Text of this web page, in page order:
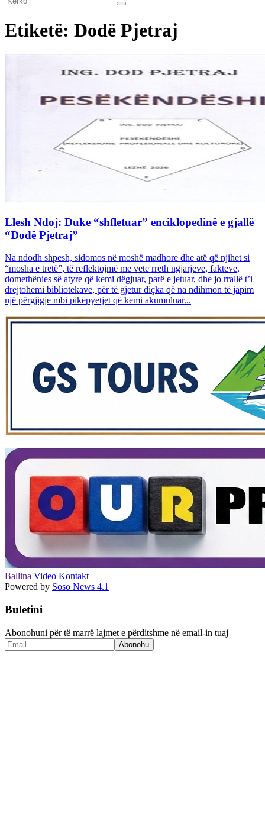
Etiketë: Dodë Pjetraj
Llesh Ndoj: Duke “shfletuar” enciklopedinë e gjallë
“Dodë Pjetraj”
Na ndodh shpesh, sidomos në moshë madhore dhe atë që njihet si
“mosha e tretë”, të reflektojmë me vete rreth ngjarjeve, fakteve,
domethënies së atyre që kemi dëgjuar, parë e jetuar, dhe jo rrallë t’i
drejtohemi bibliotekave, për të gjetur diçka që na ndihmon të japim
një përgjigje mbi pikëpyetjet që kemi akumuluar...
Ballina Video Kontakt
Powered by Soso News 4.1
Buletini
Abonohuni për të marrë lajmet e përditshme në email-in tuaj
Abonohu